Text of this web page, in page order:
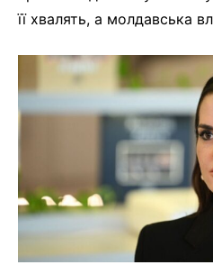
її хвалять, а молдавська